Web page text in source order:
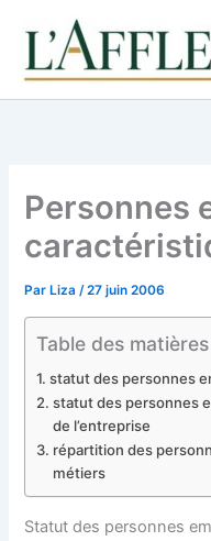
contenu
Personnes
Par Liza/27 juin 2006
Table des matières
statut des personnes
statut des personnes
de l’entreprise
répartition des
métiers
Statut des personnes